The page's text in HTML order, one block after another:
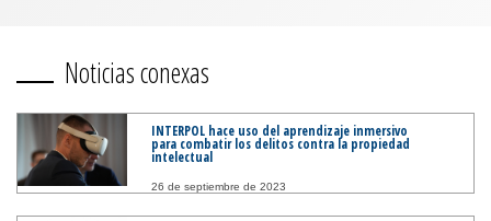
Noticias conexas
INTERPOL hace uso del aprendizaje inmersivo
para combatir los delitos contra la propiedad
intelectual
26 de septiembre de 2023